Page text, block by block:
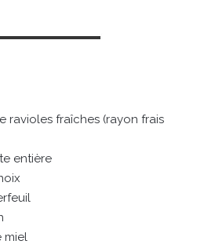
ravioles fraîches (rayon frais
entière
miel